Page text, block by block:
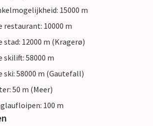
15000 m
10000 m
12000 m (Kragerø)
58000 m
58000 m (Gautefall)
50 m (Meer)
100 m